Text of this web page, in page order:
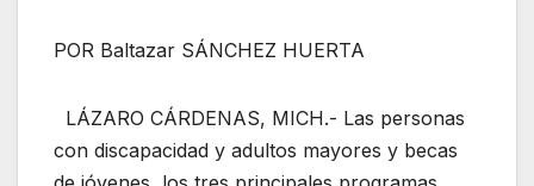
POR Baltazar SÁNCHEZ HUERTA
LÁZARO CÁRDENAS, MICH.- Las personas
con discapacidad y adultos mayores y becas